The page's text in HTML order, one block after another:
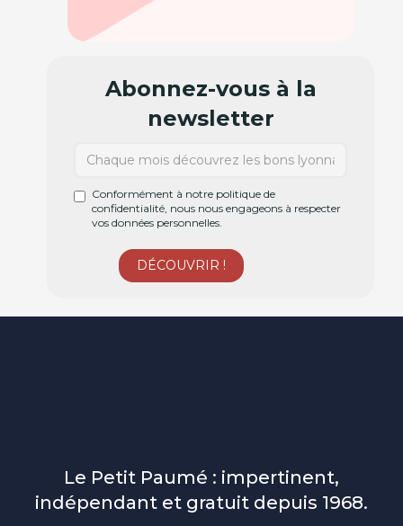
Abonnez-vous à la
newsletter
Conformément à notre politique de
confidentialité, nous nous engageons à respecter
vos données personnelles.
Le Petit Paumé : impertinent,
indépendant et gratuit depuis 1968.